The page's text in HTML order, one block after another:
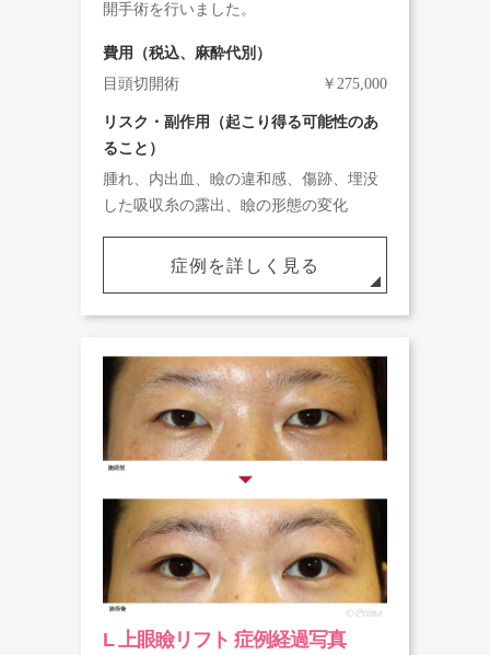
開手術を行いました。
費用（税込、麻酔代別）
目頭切開術 ￥275,000
リスク・副作用（起こり得る可能性のあ
ること）
腫れ、内出血、瞼の違和感、傷跡、埋没
した吸収糸の露出、瞼の形態の変化
症例を詳しく見る
L 上眼瞼リフト 症例経過写真